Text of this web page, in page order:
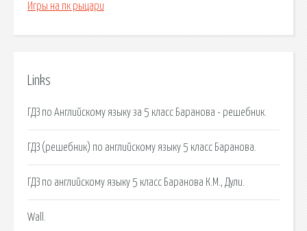
Игры на пк рыцари
Links
ГДЗ по Английскому языку за 5 класс Баранова - решебник.
ГДЗ (решебник) по английскому языку 5 класс Баранова.
ГДЗ по английскому языку 5 класс Баранова К.М., Дули.
Wall.